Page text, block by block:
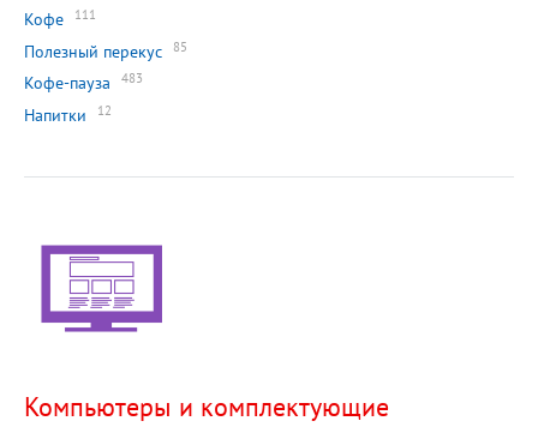
Кофе 111
Полезный перекус 85
Кофе-пауза 483
Напитки 12
Компьютеры и комплектующие